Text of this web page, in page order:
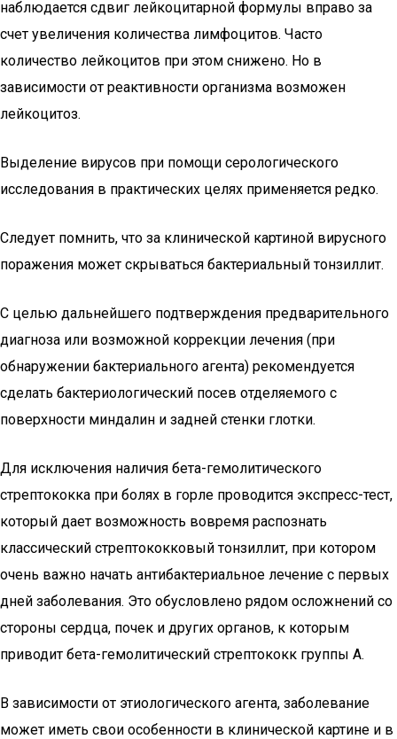
наблюдается сдвиг лейкоцитарной формулы вправо за
счет увеличения количества лимфоцитов. Часто
количество лейкоцитов при этом снижено. Но в
зависимости от реактивности организма возможен
лейкоцитоз.
Выделение вирусов при помощи серологического
исследования в практических целях применяется редко.
Следует помнить, что за клинической картиной вирусного
поражения может скрываться бактериальный тонзиллит.
С целью дальнейшего подтверждения предварительного
диагноза или возможной коррекции лечения (при
обнаружении бактериального агента) рекомендуется
сделать бактериологический посев отделяемого с
поверхности миндалин и задней стенки глотки.
Для исключения наличия бета-гемолитического
стрептококка при болях в горле проводится экспресс-тест,
который дает возможность вовремя распознать
классический стрептококковый тонзиллит, при котором
очень важно начать антибактериальное лечение с первых
дней заболевания. Это обусловлено рядом осложнений со
стороны сердца, почек и других органов, к которым
приводит бета-гемолитический стрептококк группы А.
В зависимости от этиологического агента, заболевание
может иметь свои особенности в клинической картине и в